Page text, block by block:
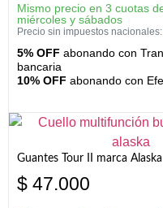
Mismo precio en 3 cuotas
miércoles y sábados
Precio sin impuestos nacionales:
5% OFF abonando con
bancaria
10% OFF abonando con
Guantes Tour II marca Alaska
$ 47.000